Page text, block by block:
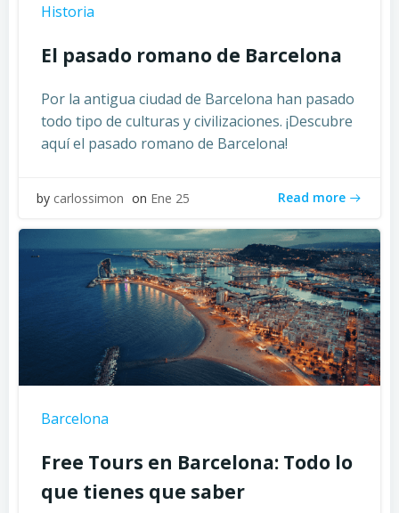
Historia
El pasado romano de Barcelona
Por la antigua ciudad de Barcelona han pasado
todo tipo de culturas y civilizaciones. ¡Descubre
aquí el pasado romano de Barcelona!
by carlossimon on Ene 25 Read more
Barcelona
Free Tours en Barcelona: Todo lo
que tienes que saber